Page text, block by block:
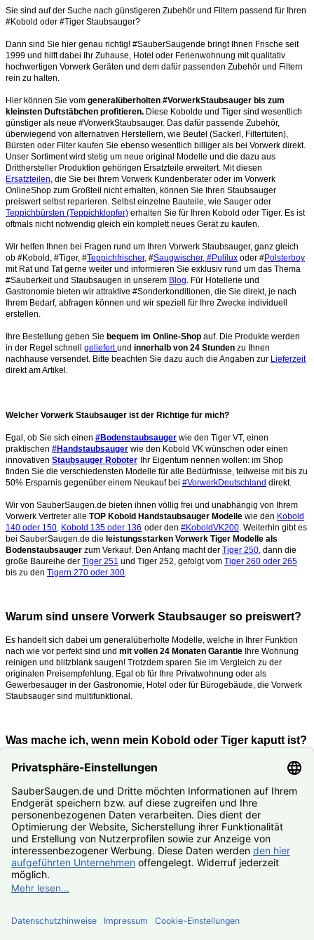
Sie sind auf der Suche nach günstigeren Zubehör und Filtern passend für Ihren
#Kobold oder #Tiger Staubsauger?
Dann sind Sie hier genau richtig! #SauberSaugende bringt Ihnen Frische seit
1999 und hilft dabei Ihr Zuhause, Hotel oder Ferienwohnung mit qualitativ
hochwertigen Vorwerk Geräten und dem dafür passenden Zubehör und Filtern
rein zu halten.
Hier können Sie vom generalüberholten #VorwerkStaubsauger bis zum
kleinsten Duftstäbchen profitieren. Diese Kobolde und Tiger sind wesentlich
günstiger als neue #VorwerkStaubsauger. Das dafür passende Zubehör,
überwiegend von alternativen Herstellern, wie Beutel (Sackerl, Filtertüten),
Bürsten oder Filter kaufen Sie ebenso wesentlich billiger als bei Vorwerk direkt.
Unser Sortiment wird stetig um neue original Modelle und die dazu aus
Dritthersteller Produktion gehörigen Ersatzteile erweitert. Mit diesen
Ersatzteilen , die Sie bei Ihrem Vorwerk Kundenberater oder im Vorwerk
OnlineShop zum Großteil nicht erhalten, können Sie Ihren Staubsauger
preiswert selbst reparieren. Selbst einzelne Bauteile, wie Sauger oder
Teppichbürsten (Teppichklopfer) erhalten Sie für Ihren Kobold oder Tiger. Es ist
oftmals nicht notwendig gleich ein komplett neues Gerät zu kaufen.
Wir helfen Ihnen bei Fragen rund um Ihren Vorwerk Staubsauger, ganz gleich
ob #Kobold, #Tiger, #Teppichfrischer, #Saugwischer, #Pulilux oder #Polsterboy
mit Rat und Tat gerne weiter und informieren Sie exklusiv rund um das Thema
#Sauberkeit und Staubsaugen in unserem Blog . Für Hotellerie und
Gastronomie bieten wir attraktive #Sonderkonditionen, die Sie direkt, je nach
Ihrem Bedarf, abfragen können und wir speziell für Ihre Zwecke individuell
erstellen.
Ihre Bestellung geben Sie bequem im Online-Shop auf. Die Produkte werden
in der Regel schnell geliefertund innerhalb von 24 Stunden zu Ihnen
nachhause versendet. Bitte beachten Sie dazu auch die Angaben zur Lieferzeit
direkt am Artikel.
Welcher Vorwerk Staubsauger ist der Richtige für mich?
Egal, ob Sie sich einen #Bodenstaubsauger wie den Tiger VT, einen
praktischen #Handstaubsauger wie den Kobold VK wünschen oder einen
innovativen Staubsauger Roboter Ihr Eigentum nennen wollen: im Shop
finden Sie die verschiedensten Modelle für alle Bedürfnisse, teilweise mit bis zu
50% Ersparnis gegenüber einem Neukauf bei #VorwerkDeutschland direkt.
Wir von SauberSaugen.de bieten ihnen völlig frei und unabhängig von Ihrem
Vorwerk Vertreter alle TOP Kobold Handstaubsauger Modelle wie den Kobold
140 oder 150 Kobold 135 oder 136 oder den #KoboldVK200 . Weiterhin gibt es
bei SauberSaugen.de die leistungsstarken Vorwerk Tiger Modelle als
Bodenstaubsauger zum Verkauf. Den Anfang macht der Tiger 250 , dann die
große Baureihe der Tiger 251 und Tiger 252, gefolgt vom Tiger 260 oder 265
bis zu den Tigern 270 oder 300
Warum sind unsere Vorwerk Staubsauger so preiswert?
Es handelt sich dabei um generalüberholte Modelle, welche in Ihrer Funktion
nach wie vor perfekt sind und mit vollen 24 Monaten Garantie Ihre Wohnung
reinigen und blitzblank saugen! Trotzdem sparen Sie im Vergleich zu der
originalen Preisempfehlung. Egal ob für Ihre Privatwohnung oder als
Gewerbesauger in der Gastronomie, Hotel oder für Bürogebäude, die Vorwerk
Staubsauger sind multifunktional.
Was mache ich, wenn mein Kobold oder Tiger kaputt ist?
Nutzen Sie unseren #Reparaturservice. Fast alle Vorwerk Staubsauger
reparieren wir Ihnen zum #Festpreis.
© SauberSaugen.de – Ihr Spezialist für Zubehör und Ersatzteile
passend für Vorwerk Staubsauger
*gilt für Lieferungen innerhalb Deutschlands, Lieferzeiten ins
Ausland sieheLieferung & Versand, gilt für Bestell- und
Zahlungseingang von Montag – Freitag, sofern Artikel lieferbar
Geräte
Reparaturservice